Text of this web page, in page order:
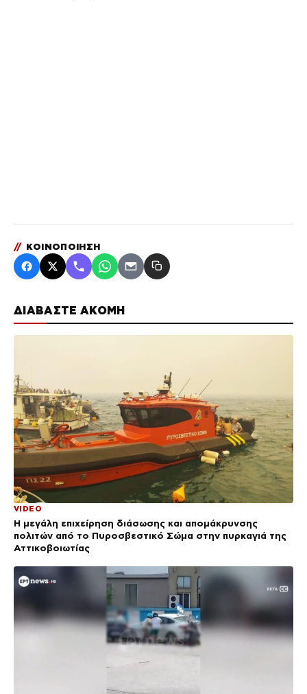
ΔΙΑΒΑΣΤΕ ΑΚΟΜΗ
VIDEO
Η μεγάλη επιχείρηση διάσωσης και απομάκρυνσης
πολιτών από το Πυροσβεστικό Σώμα στην πυρκαγιά της
Αττικοβοιωτίας
// ΚΟΙΝΟΠΟΙΗΣΗ